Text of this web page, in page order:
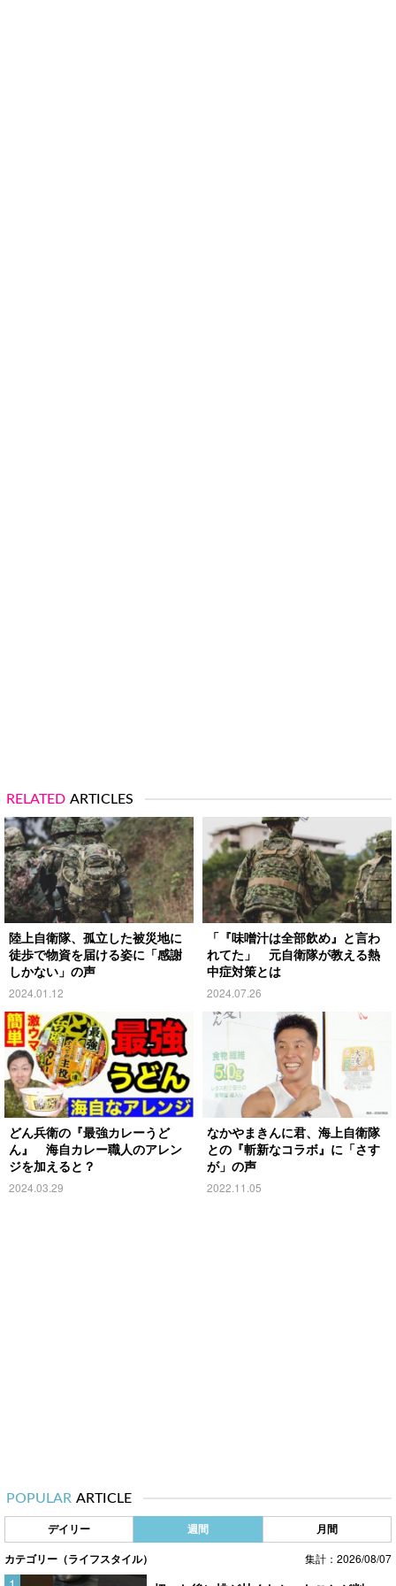
RELATED ARTICLES
陸上自衛隊、孤立した被災地に
徒歩で物資を届ける姿に「感謝
しかない」の声
2024.01.12
「『味噌汁は全部飲め』と言わ
れてた」 元自衛隊が教える熱
中症対策とは
2024.07.26
どん兵衛の『最強カレーうど
ん』 海自カレー職人のアレン
ジを加えると？
2024.03.29
なかやまきんに君、海上自衛隊
との『斬新なコラボ』に「さす
が」の声
2022.11.05
POPULAR ARTICLE
デイリー 週間 月間
カテゴリー（ライフスタイル） 集計：2026/08/07